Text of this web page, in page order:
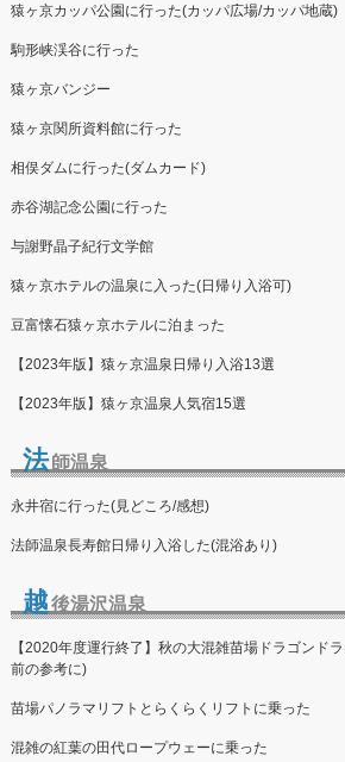
猿ヶ京カッパ公園に行った(カッパ広場/カッパ地蔵)
駒形峡渓谷に行った
猿ヶ京バンジー
猿ヶ京関所資料館に行った
相俣ダムに行った(ダムカード)
赤谷湖記念公園に行った
与謝野晶子紀行文学館
猿ヶ京ホテルの温泉に入った(日帰り入浴可)
豆富懐石猿ヶ京ホテルに泊まった
【2023年版】猿ヶ京温泉日帰り入浴13選
【2023年版】猿ヶ京温泉人気宿15選
法師温泉
永井宿に行った(見どころ/感想)
法師温泉長寿館日帰り入浴した(混浴あり)
越後湯沢温泉
【2020年度運行終了】秋の大混雑苗場ドラゴンド
前の参考に)
苗場パノラマリフトとらくらくリフトに乗った
混雑の紅葉の田代ロープウェーに乗った